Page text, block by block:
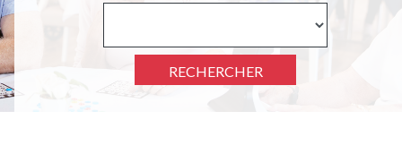
RECHERCHER